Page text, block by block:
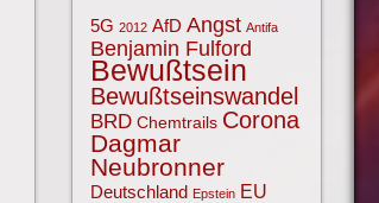
5G 2012 AfD Angst Antifa
Benjamin Fulford
Bewußtsein
Bewußtseinswandel
BRD Chemtrails Corona
Dagmar
Neubronner
Deutschland Epstein EU